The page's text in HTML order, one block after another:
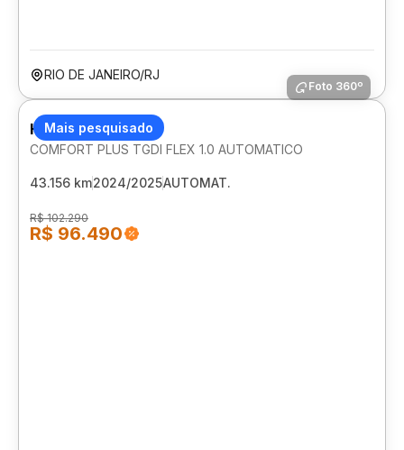
RIO DE JANEIRO/RJ
Mais pesquisado
Foto 360º
HYUNDAI HB20S
COMFORT PLUS TGDI FLEX 1.0 AUTOMATICO
43.156 km2024/2025AUTOMAT.
R$ 102.290
R$ 96.490